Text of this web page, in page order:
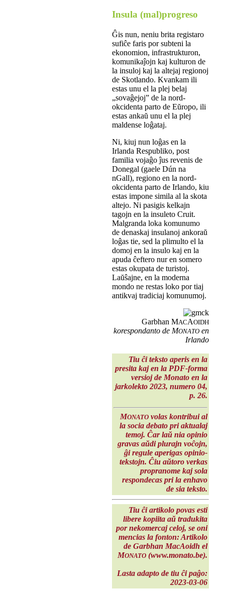
Insula (mal)progreso
Ĝis nun, neniu brita registaro
sufiĉe faris por subteni la
ekonomion, infrastrukturon,
komunikaĵojn kaj kulturon de
la insuloj kaj la altejaj regionoj
de Skotlando. Kvankam ili
estas unu el la plej belaj
„sovaĝejoj” de la nord-
okcidenta parto de Eŭropo, ili
estas ankaŭ unu el la plej
maldense loĝataj.
Ni, kiuj nun loĝas en la
Irlanda Respubliko, post
familia vojaĝo ĵus revenis de
Donegal (gaele Dún na
nGall), regiono en la nord-
okcidenta parto de Irlando, kiu
estas impone simila al la skota
altejo. Ni pasigis kelkajn
tagojn en la insuleto Cruit.
Malgranda loka komunumo
de denaskaj insulanoj ankoraŭ
loĝas tie, sed la plimulto el la
domoj en la insulo kaj en la
apuda ĉeftero nur en somero
estas okupata de turistoj.
Laŭŝajne, en la moderna
mondo ne restas loko por tiaj
antikvaj tradiciaj komunumoj.
Garbhan MACAOIDH
korespondanto de MONATOen
Irlando
Tiu ĉi teksto aperis en la
presita kaj en la PDF-forma
versioj de Monato en la
jarkolekto 2023, numero 04,
p. 26.
MONATOvolas kontribui al
la socia debato pri aktualaj
temoj. Ĉar laŭ nia opinio
gravas aŭdi plurajn voĉojn,
ĝi regule aperigas opinio-
tekstojn. Ĉiu aŭtoro verkas
propranome kaj sola
respondecas pri la enhavo
de sia teksto.
Tiu ĉi artikolo povas esti
libere kopiita aŭ tradukita
por nekomercaj celoj, se oni
mencias la fonton: Artikolo
de Garbhan MacAoidh el
MONATO(www.monato.be).
Lasta adapto de tiu ĉi paĝo:
2023-03-06